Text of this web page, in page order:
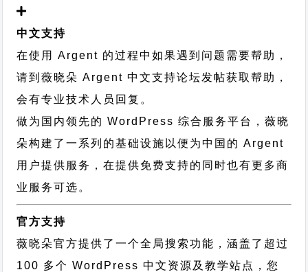
中文支持
在使用 Argent 的过程中如果遇到问题需要帮助，
请到薇晓朵 Argent 中文支持论坛发帖获取帮助，
会有专业技术人员回复。
做为国内领先的 WordPress 综合服务平台，薇晓
朵构建了一系列的基础设施以便为中国的 Argent
用户提供服务，在提供免费支持的同时也有更多商
业服务可选。
官方支持
薇晓朵官方提供了一个全局搜索功能，涵盖了超过
100 多个 WordPress 中文资源及教学站点，您